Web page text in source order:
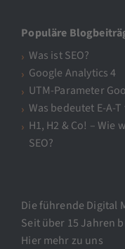
Populäre
Was ist SEO?
Google Analytics 4
UTM-Parameter
Was bedeutet E-A-
H1, H2 & Co! –
SEO?
Die führende Digital
Seit über 15 Jahren
Hier mehr zu uns